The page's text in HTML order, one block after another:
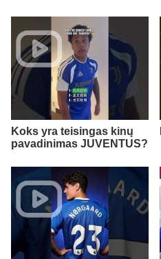
Koks yra teisingas kinų
pavadinimas JUVENTUS?